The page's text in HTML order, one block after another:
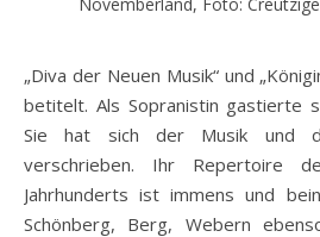
„Diva der Neuen Musik“ und
betitelt. Als Sopranistin gastierte
Sie hat sich der Musik und
verschrieben. Ihr Repertoire
Jahrhunderts ist immens und
Schönberg, Berg, Webern